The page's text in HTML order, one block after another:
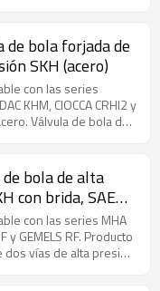
la maquinaria
la ingeniería minera
de bola forjada de
SKH (acero)
con las series
KHM, CIOCCA CRHI2 y
Válvula de bola de
hidráulica, la
de la pintura.
bola de alta
con brida, SAE
con las series MHA
y GEMELS RF. Producto
vías de alta presión